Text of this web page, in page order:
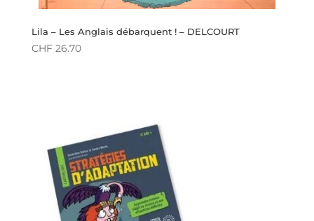
Lila – Les Anglais débarquent ! – DELCOURT
CHF26.70